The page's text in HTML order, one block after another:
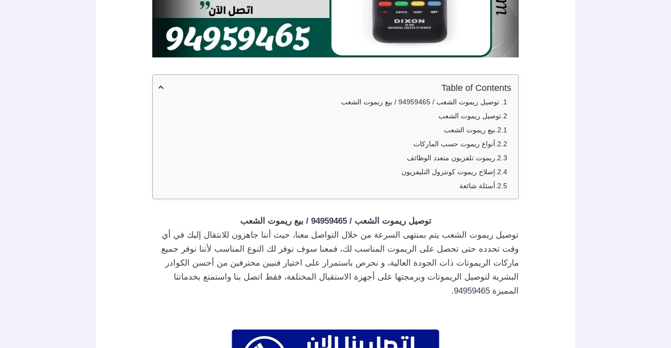
Table of Contents
توصيل ريموت الشعب / 94959465 / بيع ريموت الشعب
توصيل ريموت الشعب
بيع ريموت الشعب
أنواع ريموت حسب الماركات
ريموت تلفزيون متعدد الوظائف
إصلاح ريموت كونترول التليفزيون
أسئلة شائعة
توصيل ريموت الشعب / 94959465 / بيع ريموت الشعب
توصيل ريموت الشعب يتم بمنتهى السرعة من خلال التواصل معنا، حيث أننا جاهزون للانتقال إليك في أي
وقت تحدده حتى تحصل على الريموت المناسب لك، فمعنا سوف نوفر لك النوع المناسب لأننا نوفر جميع
ماركات الريموتات ذات الجودة العالية، و نحرص باستمرار على اختيار فنيين محترفين من أحسن الكوادر
البشرية لتوصيل الريموتات وبرمجتها على أجهزة الاستقبال المختلفة، فقط اتصل بنا واستمتع بخدماتنا
المميزة 94959465.